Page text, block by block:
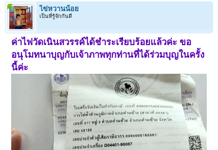
ไข่หวานน้อย
เป็นที่รู้จักกันดี
ค่าไฟวัดเนินสวรรค์ได้ชำระเรียบร้อยแล้วค่ะ ขอ
อนุโมทนาบุญกับเจ้าภาพทุกท่านที่ได้ร่วมบุญในครั้ง
นี้ค่ะ